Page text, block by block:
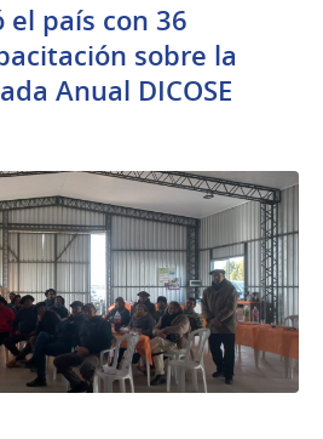
el país con 36
sobre la
Anual DICOSE